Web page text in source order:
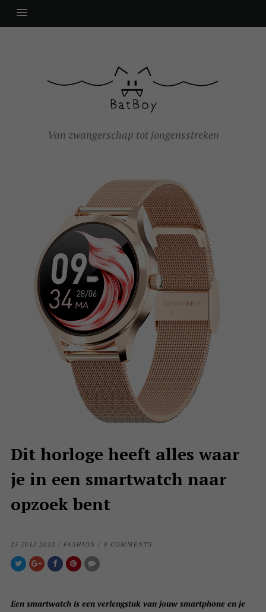
Van zwangerschap tot jongensstreken
Dit horloge heeft alles waar
je in een smartwatch naar
opzoek bent
25 JULI 2022 / FASHION / 0 COMMENTS
Een smartwatch is een verlengstuk van jouw smartphone en je